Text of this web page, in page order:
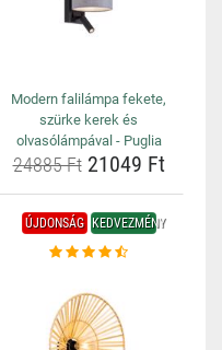
Modern falilámpa fekete,
szürke kerek és
olvasólámpával - Puglia
24885 Ft21049 Ft
ÚJDONSÁG KEDVEZMÉNY